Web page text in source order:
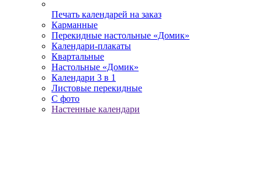
Печать календарей на заказ
Карманные
Перекидные настольные «Домик»
Календари-плакаты
Квартальные
Настольные «Домик»
Календари 3 в 1
Листовые перекидные
С фото
Настенные календари